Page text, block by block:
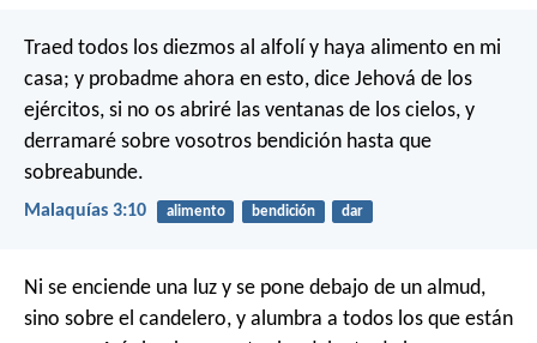
Traed todos los diezmos al alfolí y haya alimento en mi
casa; y probadme ahora en esto, dice Jehová de los
ejércitos, si no os abriré las ventanas de los cielos, y
derramaré sobre vosotros bendición hasta que
sobreabunde.
Malaquías 3:10 alimento bendición dar
Ni se enciende una luz y se pone debajo de un almud,
sino sobre el candelero, y alumbra a todos los que están